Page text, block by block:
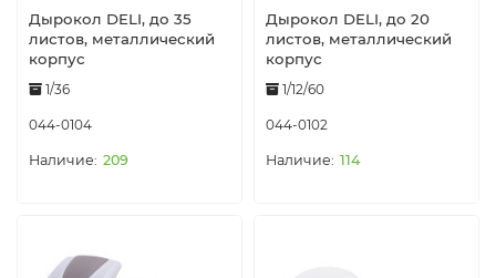
Дырокол DELI, до 35
листов, металлический
корпус
1/36
044-0104
209
Дырокол DELI, до 20
листов, металлический
корпус
1/12/60
044-0102
114